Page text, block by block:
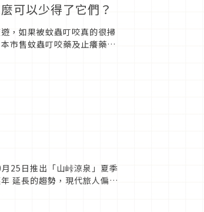
可以少得了它們？
，如果被蚊蟲叮咬真的很掃
市售蚊蟲叮咬藥及止癢藥成
25日推出「山峠涼泉」夏季
延長的趨勢，現代旅人偏好